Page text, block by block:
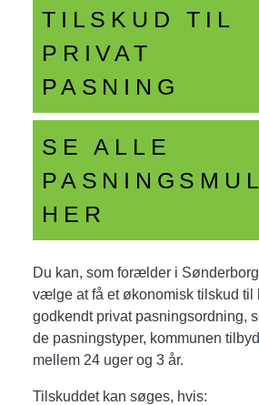
TILSKUD TIL
PRIVAT
PASNING
SE ALLE
HER
Du kan, som forælder i
vælge at få et økonomisk tilskud til
godkendt privat pasningsordning,
de pasningstyper, kommunen
mellem 24 uger og 3 år.
Tilskuddet kan søges, hvis: